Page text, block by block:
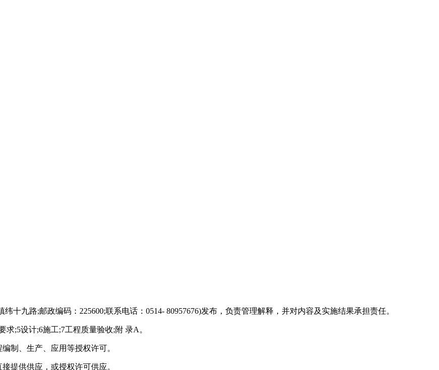
十九路;邮政编码：225600;联系电话：0514- 80957676)发布，负责管理解释，并对内容及实施结果承担责任。
;5设计;6施工;7工程质量验收;附 录A。
制、生产、应用等授权许可。
提供供应，或授权许可供应。